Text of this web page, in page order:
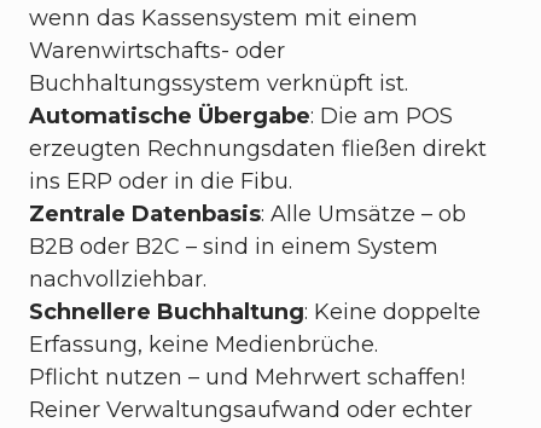
wenn das Kassensystem mit einem
Warenwirtschafts- oder
Buchhaltungssystem verknüpft ist.
Automatische Übergabe: Die am POS
erzeugten Rechnungsdaten fließen direkt
ins ERP oder in die Fibu.
Zentrale Datenbasis: Alle Umsätze – ob
B2B oder B2C – sind in einem System
nachvollziehbar.
Schnellere Buchhaltung: Keine doppelte
Erfassung, keine Medienbrüche.
Pflicht nutzen – und Mehrwert schaffen!
Reiner Verwaltungsaufwand oder echter